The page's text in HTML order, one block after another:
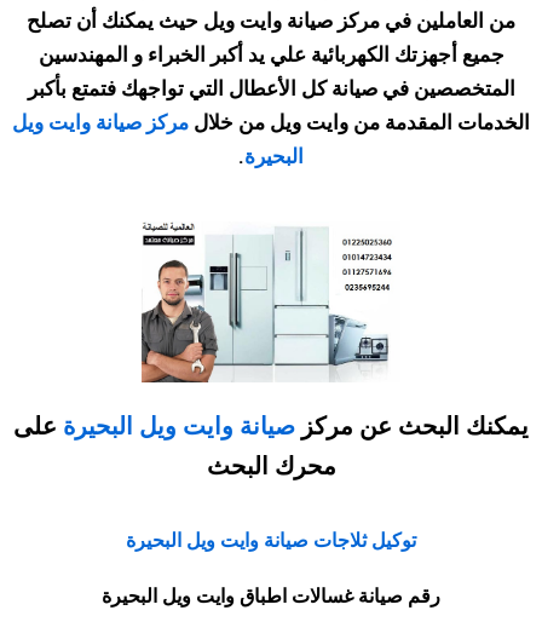
من العاملين في مركز صيانة وايت ويل حيث يمكنك أن تصلح
جميع أجهزتك الكهربائية علي يد أكبر الخبراء و المهندسين
المتخصصين في صيانة كل الأعطال التي تواجهك فتمتع بأكبر
الخدمات المقدمة من وايت ويل من خلال مركز صيانة وايت ويل
البحيرة.
يمكنك البحث عن مركز صيانة وايت ويل البحيرة على
محرك البحث
توكيل ثلاجات صيانة وايت ويل البحيرة
رقم صيانة غسالات اطباق وايت ويل البحيرة